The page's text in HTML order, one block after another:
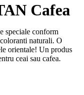
Cafea
speciale conform
naturali. O
orientale! Un produs
ceai sau cafea.